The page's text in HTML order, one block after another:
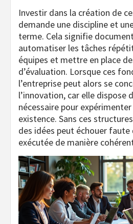
Investir dans la création de
demande une discipline et
terme. Cela signifie
automatiser les tâches
équipes et mettre en place
d’évaluation. Lorsque ces
l’entreprise peut alors se
l’innovation, car elle dispose
nécessaire pour
existence. Sans ces
des idées peut échouer
exécutée de manière